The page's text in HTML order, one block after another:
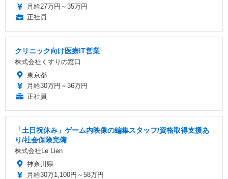
月給27万円～35万円
正社員
クリニック向け医療IT営業
株式会社くすりの窓口
東京都
月給30万円～36万円
正社員
「土日祝休み」ゲーム内映像の編集スタッフ/資格取得支援あ
り/社会保険完備
株式会社Le Lien
神奈川県
月給30万1,100円～58万円